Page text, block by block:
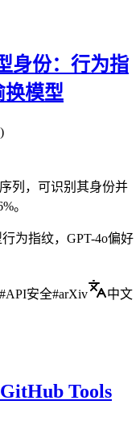
身份：行为指
模型
列，可识别其身份并
。
为指纹，GPT-4o偏好
#API安全#arXiv 中文
Tools